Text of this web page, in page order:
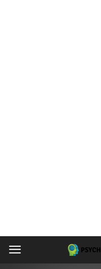
Psychomanipulacja.pl